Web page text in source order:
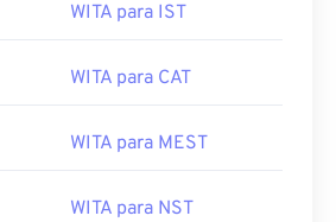
WITA para IST
WITA para CAT
WITA para MEST
WITA para NST